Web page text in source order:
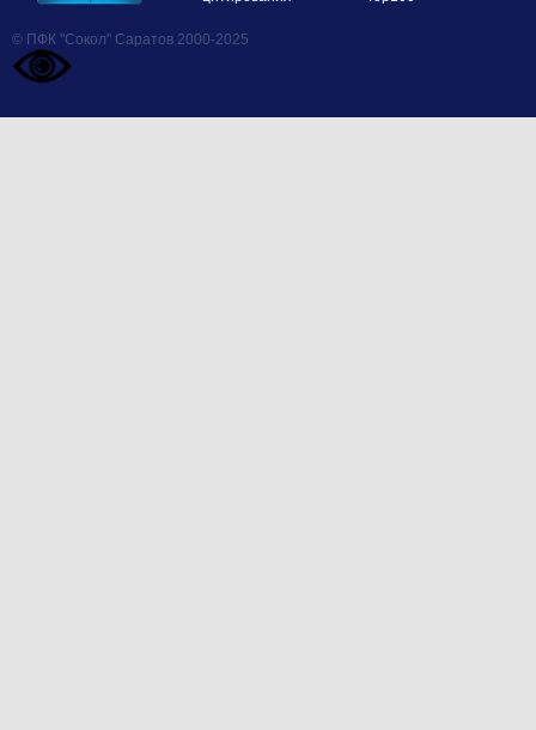
© ПФК "Сокол" Саратов 2000-2025